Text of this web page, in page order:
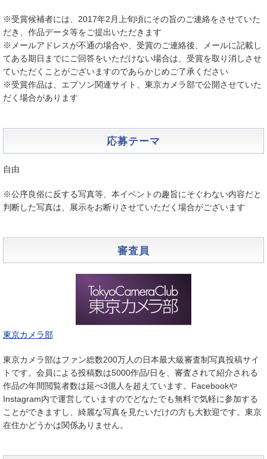
※受賞候補者には、2017年2月上旬頃にその旨のご連絡をさせていた
だき、作品データ等をご提出いただきます
※メールアドレスが不通の場合や、受賞のご連絡後、メールに記載し
てある期日までにご回答をいただけない場合は、受賞を取り消しさせ
ていただくことがございますのであらかじめご了承ください
※受賞作品は、エプソン関連サイト、東京カメラ部で公開させていた
だく場合があります
応募テーマ
自由
※公序良俗に反する写真等、本イベントの趣旨にそぐわない内容だと
判断した写真は、展示をお断りさせていただく場合がございます
審査員
東京カメラ部
東京カメラ部はファン総数200万人の日本最大級審査制写真投稿サイ
トです。会員による投稿数は5000作品/日を、審査されて紹介される
作品の年間閲覧者数は延べ3億人を超えています。Facebookや
Instagram内で運営していますのでどなたでも無料で気軽に参加する
ことができますし、綺麗な写真を見たいだけの方も大歓迎です。東京
在住かどうかは関係ありません。